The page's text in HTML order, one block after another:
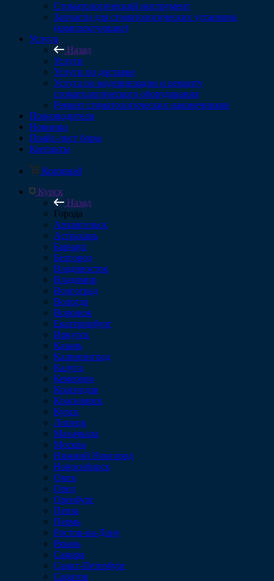
Стоматологический инструмент
Запчасти для стоматологических установок
(комплектующие)
Услуги
Назад
Услуги
Услуги по доставке
Услуга по модернизации и ремонту
стоматологического оборудования
Ремонт стоматологических наконечников
Производители
Новинки
Прайс-лист боры
Контакты
Корзина0
Курск
Назад
Города
Архангельск
Астрахань
Барнаул
Белгород
Владивосток
Владимир
Волгоград
Вологда
Воронеж
Екатеринбург
Иркутск
Казань
Калининград
Калуга
Кемерово
Краснодар
Красноярск
Курск
Липецк
Махачкала
Москва
Нижний Новгород
Новосибирск
Омск
Орел
Оренбург
Пенза
Пермь
Ростов-на-Дону
Рязань
Самара
Санкт-Петербург
Саратов